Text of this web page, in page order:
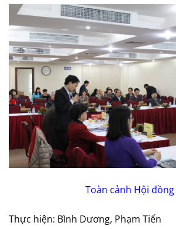
Toàn cảnh Hội đồng
Thực hiện: Bình Dương, Phạm Tiến